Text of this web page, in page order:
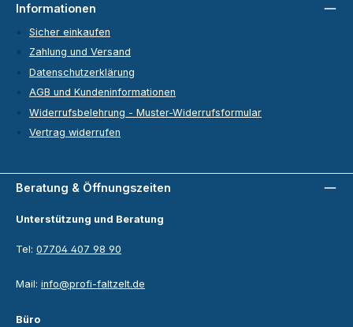
Beratung & Öffnungszeiten
Unterstützung und Beratung
Tel: 07704 407 98 90
Mail: info@profi-faltzelt.de
Büro
Informationen
Sicher einkaufen
Zahlung und Versand
Datenschutzerklärung
AGB und Kundeninformationen
Widerrufsbelehrung - Muster-Widerrufsformular
Vertrag widerrufen